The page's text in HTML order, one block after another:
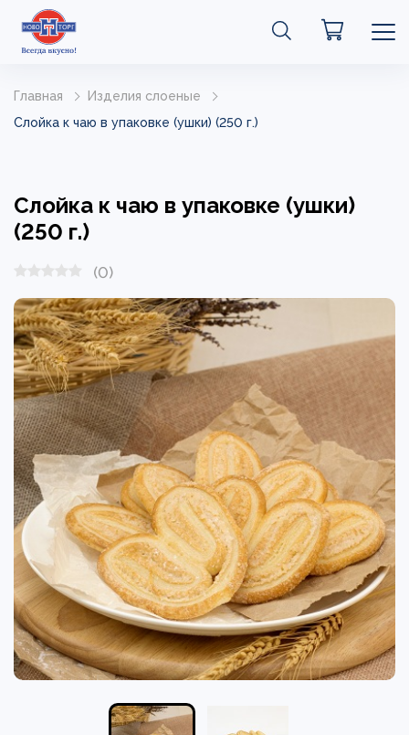
Главная
Изделия слоеные
Слойка к чаю в упаковке (ушки) (250 г.)
Слойка к чаю в упаковке (ушки)
(250 г.)
(0)